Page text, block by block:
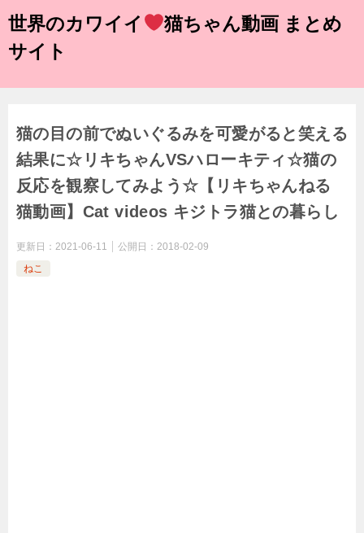
世界のカワイイ
猫ちゃん動画 まとめ
サイト
猫の目の前でぬいぐるみを可愛がると笑える
結果に☆リキちゃんVSハローキティ☆猫の
反応を観察してみよう☆【リキちゃんねる
猫動画】Cat videos キジトラ猫との暮らし
更新日： 2021-06-11 公開日： 2018-02-09
ねこ